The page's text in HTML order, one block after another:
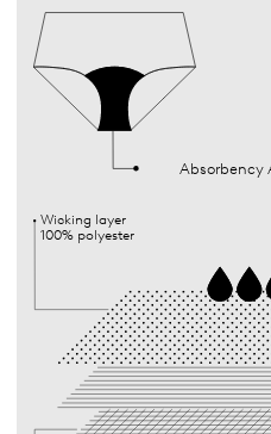
Absorbency
Wicking layer
100% polyester